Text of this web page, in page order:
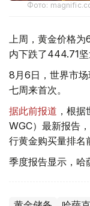
Фото:
上周，黄金价格为
内下跌了444.71坚
8月6日，世界市
七周来首次。
据此前报道 ，根
WGC）最新报告
行黄金购买量排名
季度报告显示，哈